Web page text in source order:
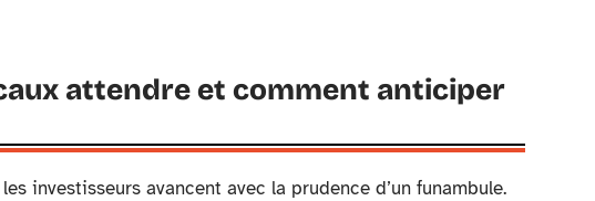
attendre et comment anticiper
investisseurs avancent avec la prudence d’un funambule.